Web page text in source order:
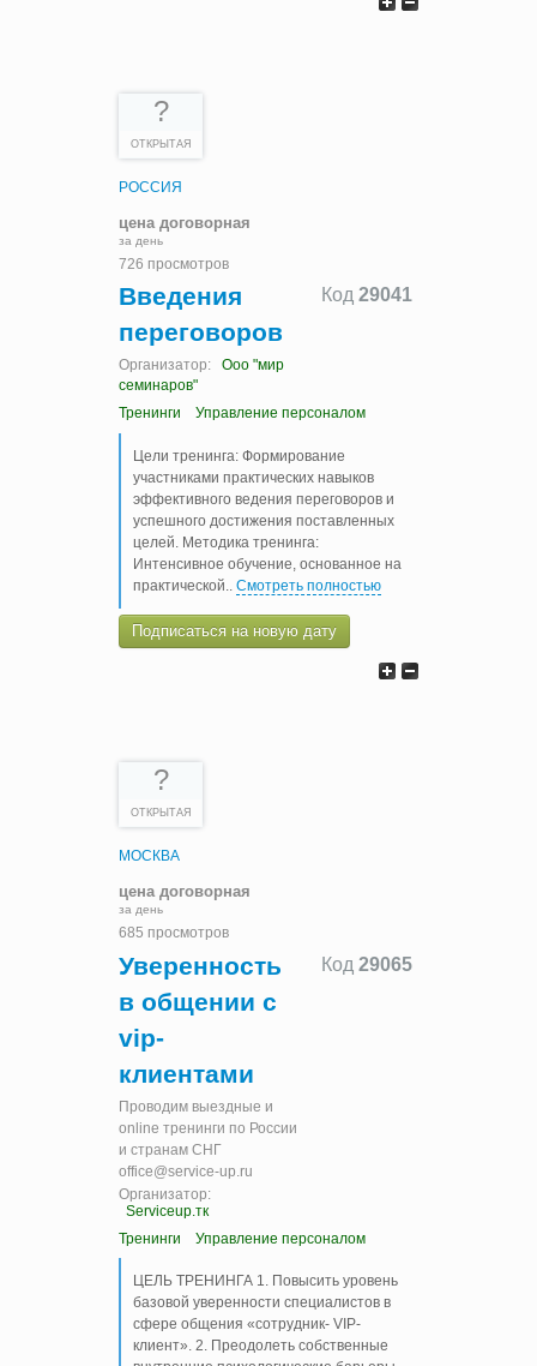
?
ОТКРЫТАЯ
РОССИЯ
цена договорная
за день
726 просмотров
Код 29041
Введения
переговоров
Организатор:
Ооо "мир
семинаров"
Тренинги
Управление персоналом
Цели тренинга: Формирование
участниками практических навыков
эффективного ведения переговоров и
успешного достижения поставленных
целей. Методика тренинга:
Интенсивное обучение, основанное на
практической
Смотреть полностью
Подписаться на новую дату
?
ОТКРЫТАЯ
МОСКВА
цена договорная
за день
685 просмотров
Код 29065
Уверенность
в общении с
vip-
клиентами
Проводим выездные и
online тренинги по России
и странам СНГ
office@service-up.ru
Организатор:
Serviceup.тк
Тренинги
Управление персоналом
ЦЕЛЬ ТРЕНИНГА 1. Повысить уровень
базовой уверенности специалистов в
сфере общения «сотрудник- VIP-
клиент». 2. Преодолеть собственные